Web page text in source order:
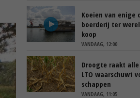
Koeien van enige
boerderij ter
koop
VANDAAG, 12:00
Droogte raakt
LTO waarschuwt
schappen
VANDAAG, 11:05